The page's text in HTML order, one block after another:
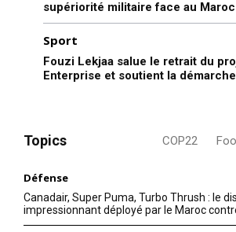
supériorité militaire face au Maroc
Sport
Fouzi Lekjaa salue le retrait du
Enterprise et soutient la
Topics COP22
Défense
Canadair, Super Puma, Turbo Thrush : le
impressionnant déployé par le Maroc